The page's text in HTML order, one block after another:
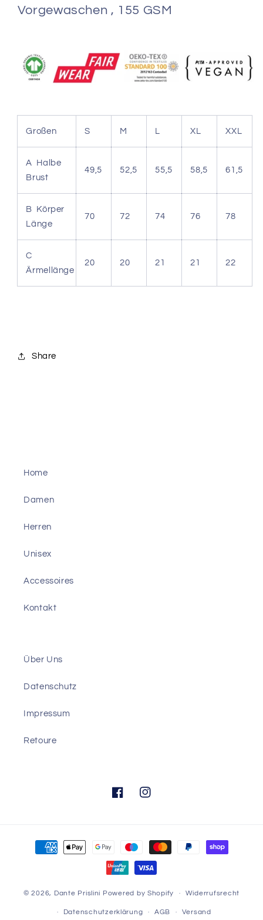
Vorgewaschen , 155 GSM
Großen S M L XL XXL
A Halbe
Brust
49,5 52,5 55,5 58,5 61,5
B Körper
Länge
70 72 74 76 78
C
Ärmellänge
20 20 21 21 22
Share
Home
Damen
Herren
Unisex
Accessoires
Kontakt
Über Uns
Datenschutz
Impressum
Retoure
FacebookInstagram
Zahlungsmethoden
© 2026, Dante Prislini Powered by Shopify Widerrufsrecht
Datenschutzerklärung AGB Versand